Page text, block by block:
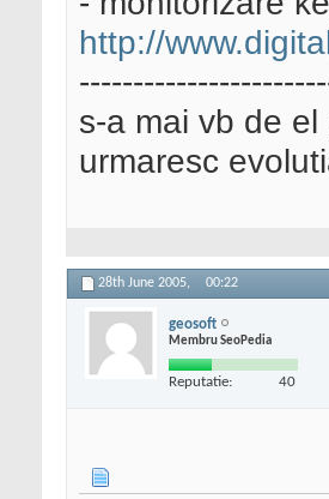
http://
s-a mai vb de
urmaresc
28th June 2005, 00:22
geosoft
Membru SeoPedia
Reputatie: 40